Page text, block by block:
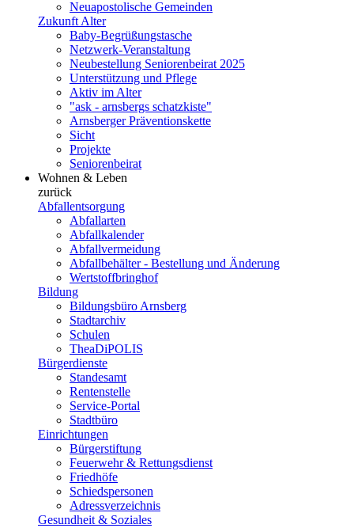
Neuapostolische Gemeinden
Zukunft Alter
Baby-Begrüßungstasche
Netzwerk-Veranstaltung
Neubestellung Seniorenbeirat 2025
Unterstützung und Pflege
Aktiv im Alter
"ask - arnsbergs schatzkiste"
Arnsberger Präventionskette
Sicht
Projekte
Seniorenbeirat
Wohnen & Leben
zurück
Abfallentsorgung
Abfallarten
Abfallkalender
Abfallvermeidung
Abfallbehälter - Bestellung und Änderung
Wertstoffbringhof
Bildung
Bildungsbüro Arnsberg
Stadtarchiv
Schulen
TheaDiPOLIS
Bürgerdienste
Standesamt
Rentenstelle
Service-Portal
Stadtbüro
Einrichtungen
Bürgerstiftung
Feuerwehr & Rettungsdienst
Friedhöfe
Schiedspersonen
Adressverzeichnis
Gesundheit & Soziales